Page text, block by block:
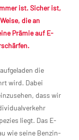
ist. Sicher ist,
die an
Prämie auf E-
die
wird. Dabei
dass wir
liegt. Das E-
wie seine Benzin-